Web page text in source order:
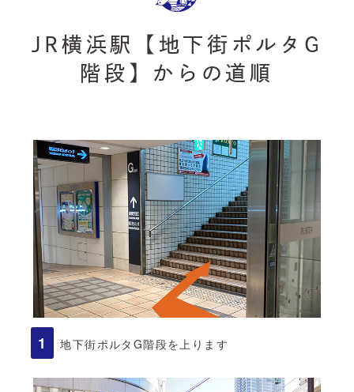
JR横浜駅【地下街ポルタG
階段】からの道順
地下街ポルタG階段を上ります